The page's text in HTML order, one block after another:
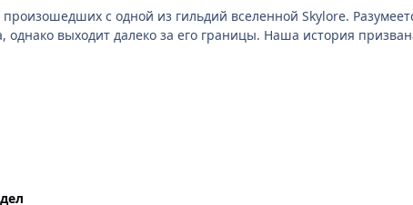
с одной из гильдий вселенной Skylore.